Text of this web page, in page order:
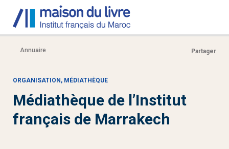
Annuaire Partager
ORGANISATION, MÉDIATHÈQUE
Médiathèque de l’Institut
français de Marrakech